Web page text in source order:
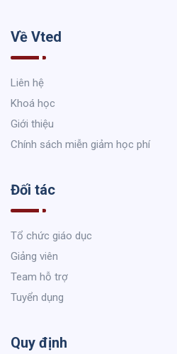
Về Vted
Liên hệ
Khoá học
Giới thiệu
Chính sách miễn giảm học phí
Đối tác
Tổ chức giáo dục
Giảng viên
Team hỗ trợ
Tuyển dụng
Quy định